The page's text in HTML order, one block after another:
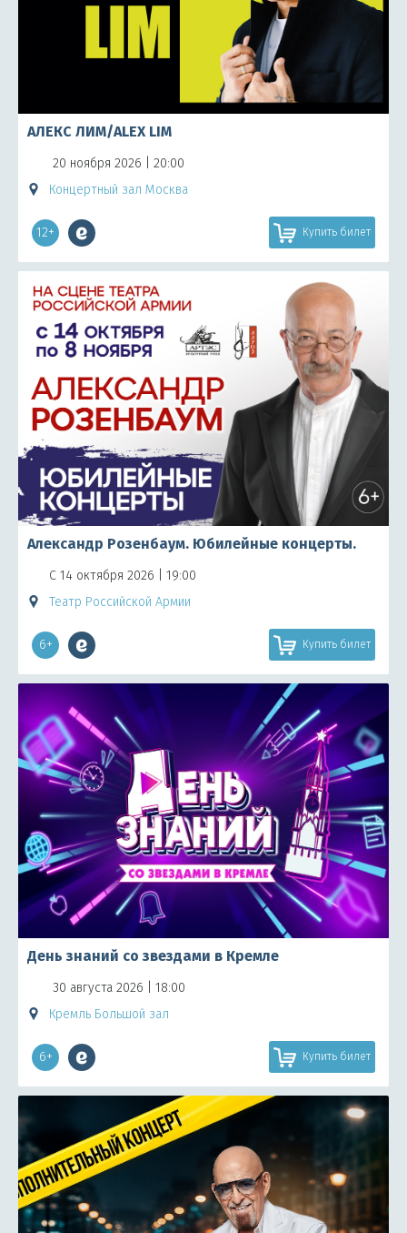
АЛЕКС ЛИМ/ALEX LIM
20 ноября 2026 | 20:00
Концертный зал Москва
12+ Купить билет
Александр Розенбаум. Юбилейные концерты.
С 14 октября 2026 | 19:00
Театр Российской Армии
6+ Купить билет
День знаний со звездами в Кремле
30 августа 2026 | 18:00
Кремль Большой зал
6+ Купить билет